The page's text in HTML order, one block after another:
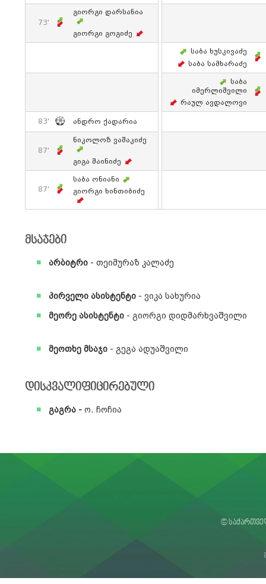
73'
Გიორგი Დარსანია
Გიორგი Გოგიძე
Საბა Ხუსკივაძე
Საბა Სამხარაძე
Საბა
Იმერლიშვილი
Რაულ Ავდალოვი
83' Ანდრო Ქადარია
87'
Ნიკოლოზ Ვაშაკიძე
Გიგა Შაინიძე
87'
Საბა Ონიანი
Გიორგი Ხინთიბიძე
მსაჯები
არბიტრი - თეიმურაზ კალაძე
პირველი ასისტენტი - ვიკა სახურია
მეორე ასისტენტი - გიორგი დიდმარხვაშვილი
მეოთხე მსაჯი - გეგა ადუაშვილი
დისკვალიფიცირებული
გაგრა - ო. ჩოჩია
©